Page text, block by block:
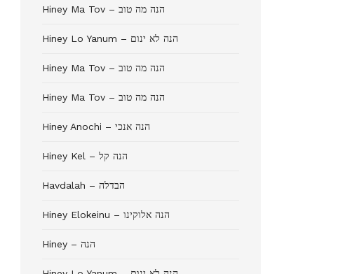
Hiney Ma Tov – הנה מה טוב
Hiney Lo Yanum – הנה לא ינום
Hiney Ma Tov – הנה מה טוב
Hiney Ma Tov – הנה מה טוב
Hiney Anochi – הנה אנכי
Hiney Kel – הנה קל
Havdalah – הבדלה
Hiney Elokeinu – הנה אלוקינו
Hiney – הנה